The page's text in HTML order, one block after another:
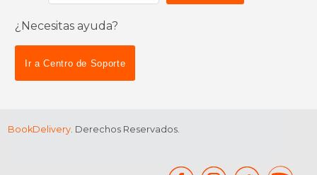
¿Necesitas ayuda?
Ir a Centro de Soporte
BookDelivery. Derechos Reservados.